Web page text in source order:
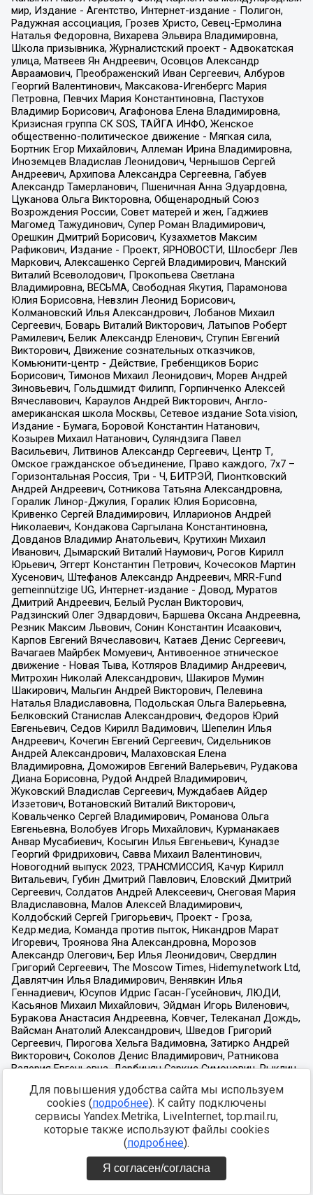
Для повышения удобства сайта мы используем
cookies (подробнее). К сайту подключены
сервисы Yandex.Metrika, LiveInternet, top.mail.ru,
которые также используют файлы cookies
(подробнее).
Я согласен/согласна